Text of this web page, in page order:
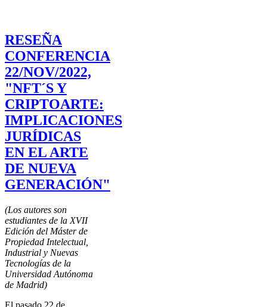
RESEÑA
CONFERENCIA
22/NOV/2022,
"NFT´S Y
CRIPTOARTE:
IMPLICACIONES
JURÍDICAS
EN EL ARTE
DE NUEVA
GENERACIÓN"
(Los autores son
estudiantes de la XVII
Edición del Máster de
Propiedad Intelectual,
Industrial y Nuevas
Tecnologías de la
Universidad Autónoma
de Madrid)
El pasado 22 de